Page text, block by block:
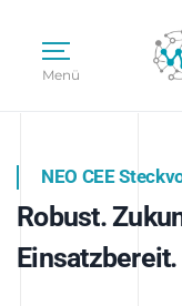
Menü
NEO CEE
Robust.
Einsatzbereit.
Intelligenz